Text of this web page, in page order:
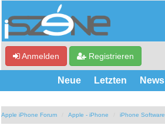
Anmelden Registrieren
Neue Letzten News
Apple iPhone Forum Apple - iPhone iPhone Software